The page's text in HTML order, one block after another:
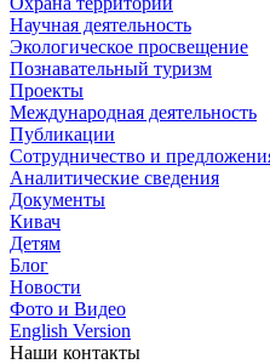
Научная деятельность
Экологическое просвещение
Познавательный туризм
Проекты
Международная деятельность
Публикации
Сотрудничество и
Аналитические сведения
Документы
Кивач
Детям
Блог
Новости
Фото и Видео
English Version
Наши контакты